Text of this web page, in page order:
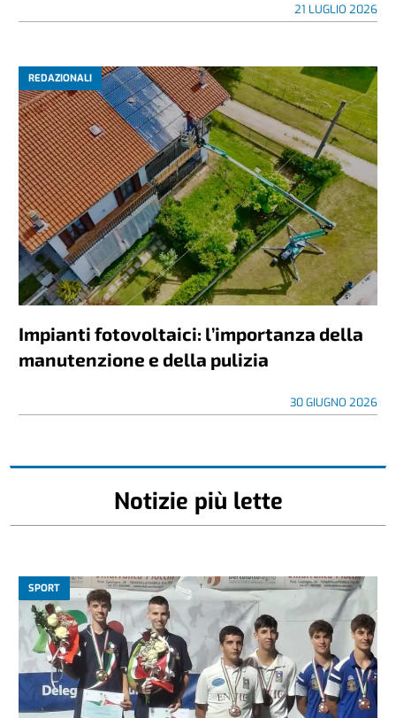
21 LUGLIO 2026
REDAZIONALI
Impianti fotovoltaici: l’importanza della
manutenzione e della pulizia
30 GIUGNO 2026
Notizie più lette
SPORT